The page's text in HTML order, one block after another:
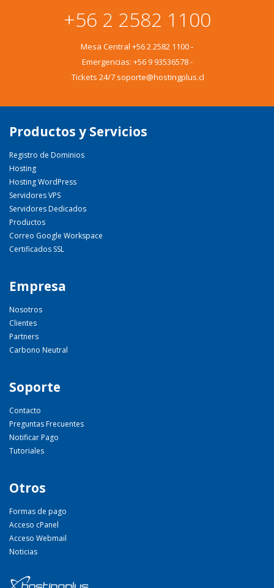
+56 2 2582 1100
Mesa Central +56 2 2582 1100-
Emergencias: +56 9 93536578-
Tickets 24/7 soporte@hostingplus.cl
Productos y Servicios
Registro de Dominios
Hosting
Hosting WordPress
Servidores VPS
Servidores Dedicados
Productos
Correo Google Workspace
Certificados SSL
Empresa
Nosotros
Clientes
Partners
Carbono Neutral
Soporte
Contacto
Preguntas Frecuentes
Notificar Pago
Tutoriales
Otros
Formas de pago
Acceso cPanel
Acceso Webmail
Noticias